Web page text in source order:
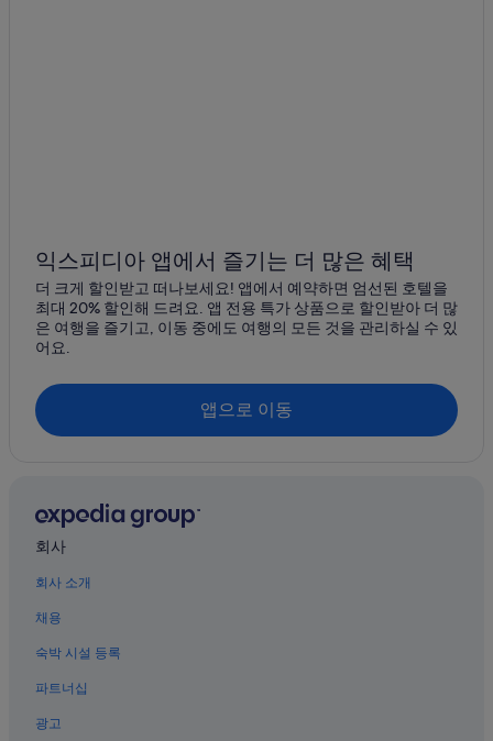
익스피디아 앱에서 즐기는 더 많은 혜택
더 크게 할인받고 떠나보세요! 앱에서 예약하면 엄선된 호텔을
최대 20% 할인해 드려요. 앱 전용 특가 상품으로 할인받아 더 많
은 여행을 즐기고, 이동 중에도 여행의 모든 것을 관리하실 수 있
어요.
앱으로 이동
회사
회사 소개
채용
숙박 시설 등록
파트너십
광고